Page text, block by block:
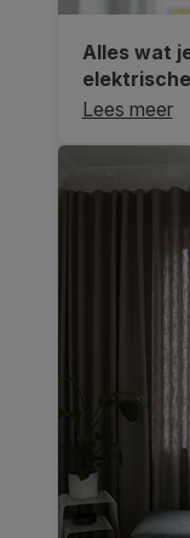
Alles wat
Lees meer